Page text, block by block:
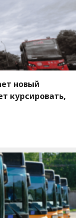
новый
курсировать,